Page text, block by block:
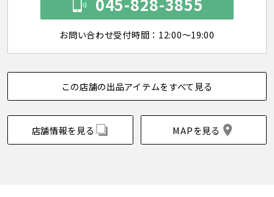
045-828-3855
お問い合わせ受付時間：12:00～19:00
この店舗の出品アイテムをすべて見る
店舗情報を見る MAPを見る